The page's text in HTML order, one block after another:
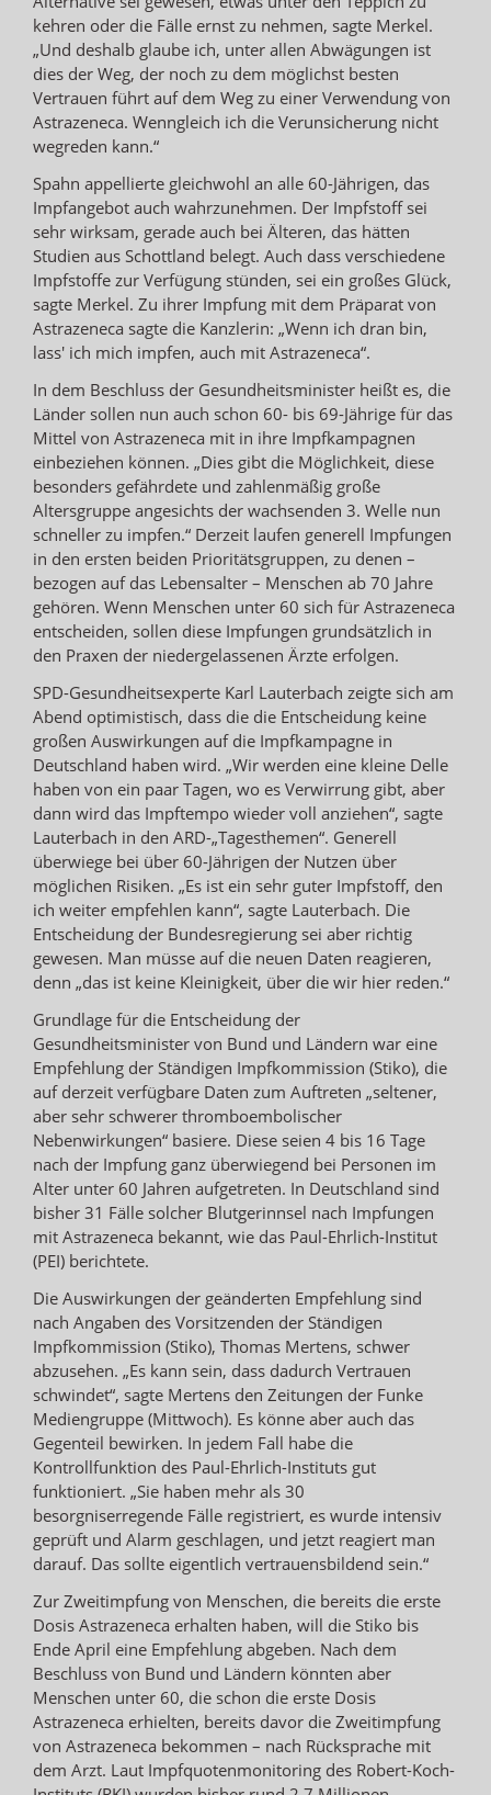
kehren oder die Fälle ernst zu nehmen, sagte Merkel.
„Und deshalb glaube ich, unter allen Abwägungen ist
dies der Weg, der noch zu dem möglichst besten
Vertrauen führt auf dem Weg zu einer Verwendung von
Astrazeneca. Wenngleich ich die Verunsicherung nicht
wegreden kann.“
Spahn appellierte gleichwohl an alle 60-Jährigen, das
Impfangebot auch wahrzunehmen. Der Impfstoff sei
sehr wirksam, gerade auch bei Älteren, das hätten
Studien aus Schottland belegt. Auch dass verschiedene
Impfstoffe zur Verfügung stünden, sei ein großes Glück,
sagte Merkel. Zu ihrer Impfung mit dem Präparat von
Astrazeneca sagte die Kanzlerin: „Wenn ich dran bin,
lass' ich mich impfen, auch mit Astrazeneca“.
In dem Beschluss der Gesundheitsminister heißt es, die
Länder sollen nun auch schon 60- bis 69-Jährige für das
Mittel von Astrazeneca mit in ihre Impfkampagnen
einbeziehen können. „Dies gibt die Möglichkeit, diese
besonders gefährdete und zahlenmäßig große
Altersgruppe angesichts der wachsenden 3. Welle nun
schneller zu impfen.“ Derzeit laufen generell Impfungen
in den ersten beiden Prioritätsgruppen, zu denen –
bezogen auf das Lebensalter – Menschen ab 70 Jahre
gehören. Wenn Menschen unter 60 sich für Astrazeneca
entscheiden, sollen diese Impfungen grundsätzlich in
den Praxen der niedergelassenen Ärzte erfolgen.
SPD-Gesundheitsexperte Karl Lauterbach zeigte sich am
Abend optimistisch, dass die die Entscheidung keine
großen Auswirkungen auf die Impfkampagne in
Deutschland haben wird. „Wir werden eine kleine Delle
haben von ein paar Tagen, wo es Verwirrung gibt, aber
dann wird das Impftempo wieder voll anziehen“, sagte
Lauterbach in den ARD-„Tagesthemen“. Generell
überwiege bei über 60-Jährigen der Nutzen über
möglichen Risiken. „Es ist ein sehr guter Impfstoff, den
ich weiter empfehlen kann“, sagte Lauterbach. Die
Entscheidung der Bundesregierung sei aber richtig
gewesen. Man müsse auf die neuen Daten reagieren,
denn „das ist keine Kleinigkeit, über die wir hier reden.“
Grundlage für die Entscheidung der
Gesundheitsminister von Bund und Ländern war eine
Empfehlung der Ständigen Impfkommission (Stiko), die
auf derzeit verfügbare Daten zum Auftreten „seltener,
aber sehr schwerer thromboembolischer
Nebenwirkungen“ basiere. Diese seien 4 bis 16 Tage
nach der Impfung ganz überwiegend bei Personen im
Alter unter 60 Jahren aufgetreten. In Deutschland sind
bisher 31 Fälle solcher Blutgerinnsel nach Impfungen
mit Astrazeneca bekannt, wie das Paul-Ehrlich-Institut
(PEI) berichtete.
Die Auswirkungen der geänderten Empfehlung sind
nach Angaben des Vorsitzenden der Ständigen
Impfkommission (Stiko), Thomas Mertens, schwer
abzusehen. „Es kann sein, dass dadurch Vertrauen
schwindet“, sagte Mertens den Zeitungen der Funke
Mediengruppe (Mittwoch). Es könne aber auch das
Gegenteil bewirken. In jedem Fall habe die
Kontrollfunktion des Paul-Ehrlich-Instituts gut
funktioniert. „Sie haben mehr als 30
besorgniserregende Fälle registriert, es wurde intensiv
geprüft und Alarm geschlagen, und jetzt reagiert man
darauf. Das sollte eigentlich vertrauensbildend sein.“
Zur Zweitimpfung von Menschen, die bereits die erste
Dosis Astrazeneca erhalten haben, will die Stiko bis
Ende April eine Empfehlung abgeben. Nach dem
Beschluss von Bund und Ländern könnten aber
Menschen unter 60, die schon die erste Dosis
Astrazeneca erhielten, bereits davor die Zweitimpfung
von Astrazeneca bekommen – nach Rücksprache mit
dem Arzt. Laut Impfquotenmonitoring des Robert-Koch-